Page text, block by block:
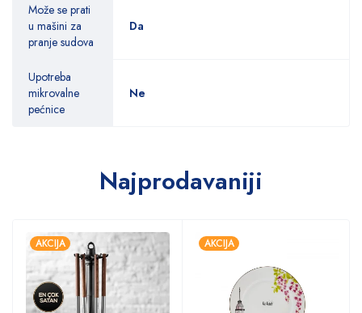
Može se prati
u mašini za
pranje sudova
Da
Upotreba
mikrovalne
pećnice
Ne
Najprodavaniji
AKCIJA AKCIJA